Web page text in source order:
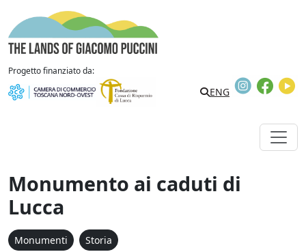
Vai al contenuto
Progetto finanziato da:
Search
ENG
Instagram
Monumento ai caduti di
Lucca
Monumenti Storia